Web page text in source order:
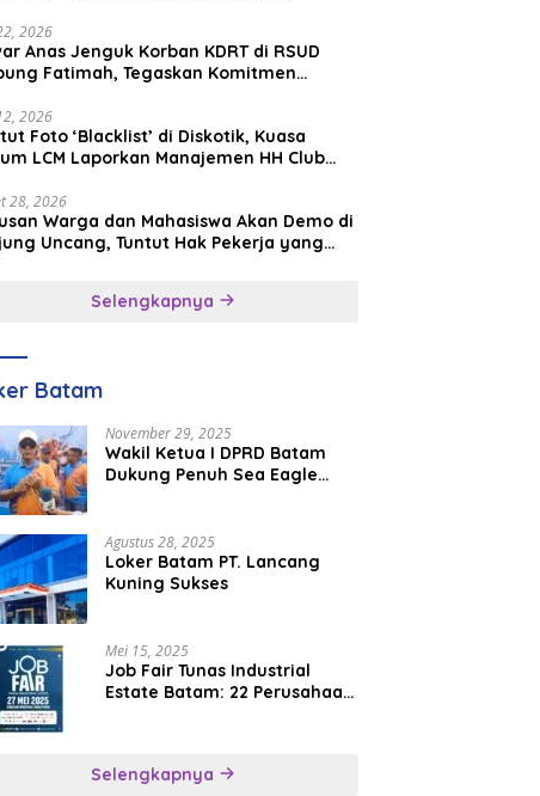
2026
Anas Jenguk Korban KDRT di RSUD
Fatimah, Tegaskan Komitmen
2026
Foto ‘Blacklist’ di Diskotik, Kuasa
LCM Laporkan Manajemen HH Club
28, 2026
Warga dan Mahasiswa Akan Demo di
Uncang, Tuntut Hak Pekerja yang
Selengkapnya
Batam
November 29, 2025
Wakil Ketua I DPRD Batam
Dukung Penuh Sea Eagle
Agustus 28, 2025
Loker Batam PT. Lancang
Kuning Sukses
Mei 15, 2025
Job Fair Tunas Industrial
Estate Batam: 22 Perusahaan
Selengkapnya